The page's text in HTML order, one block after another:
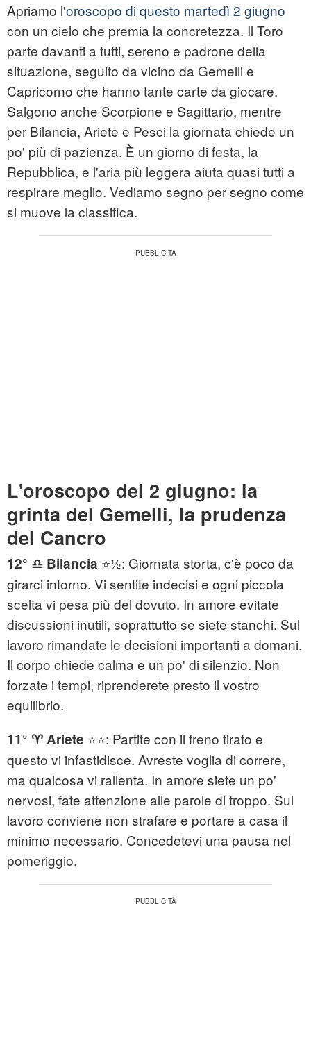
Apriamo l'oroscopo di questo martedì 2 giugno
con un cielo che premia la concretezza. Il Toro
parte davanti a tutti, sereno e padrone della
situazione, seguito da vicino da Gemelli e
Capricorno che hanno tante carte da giocare.
Salgono anche Scorpione e Sagittario, mentre
per Bilancia, Ariete e Pesci la giornata chiede un
po' più di pazienza. È un giorno di festa, la
Repubblica, e l'aria più leggera aiuta quasi tutti a
respirare meglio. Vediamo segno per segno come
si muove la classifica.
L'oroscopo del 2 giugno: la
grinta del Gemelli, la prudenza
del Cancro
12° ♎ Bilancia ⭐½: Giornata storta, c'è poco da
girarci intorno. Vi sentite indecisi e ogni piccola
scelta vi pesa più del dovuto. In amore evitate
discussioni inutili, soprattutto se siete stanchi. Sul
lavoro rimandate le decisioni importanti a domani.
Il corpo chiede calma e un po' di silenzio. Non
forzate i tempi, riprenderete presto il vostro
equilibrio.
11° ♈ Ariete ⭐⭐: Partite con il freno tirato e
questo vi infastidisce. Avreste voglia di correre,
ma qualcosa vi rallenta. In amore siete un po'
nervosi, fate attenzione alle parole di troppo. Sul
lavoro conviene non strafare e portare a casa il
minimo necessario. Concedetevi una pausa nel
pomeriggio.